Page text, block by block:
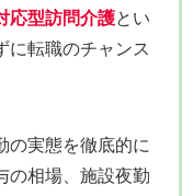
応型訪問介護とい
に転職のチャンス
の実態を徹底的に
の相場、施設夜勤